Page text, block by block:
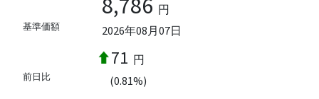
基準価額
円
2026年08月07日
前日比
71 円
(0.81%)